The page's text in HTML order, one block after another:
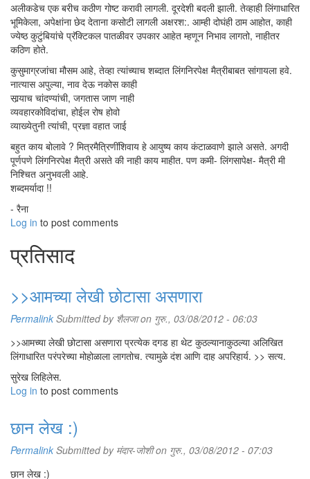
अलीकडेच एक बरीच कठीण गोष्ट करावी लागली. दूरदेशी बदली झाली. तेव्हाही लिंगाधारित
भूमिकेला, अपेक्षांना छेद देताना कसोटी लागली अक्षरश:. आम्ही दोघंही ठाम आहोत, काही
ज्येष्ठ कुटुंबियांचे प्रॅक्टिकल पातळीवर उपकार आहेत म्हणून निभाव लागतो, नाहीतर
कठिण होते.
कुसुमाग्रजांचा मौसम आहे, तेव्हा त्यांच्याच शब्दात लिंगनिरपेक्ष मैत्रीबाबत सांगायला हवे.
नात्यास अपुल्या, नाव देऊ नकोस काही
सार्‍याच चांदण्यांची, जगतास जाण नाही
व्यवहारकोविदांचा, होईल रोष होवो
व्याख्येतुनी त्यांची, प्रज्ञा वहात जाई
बहुत काय बोलावे ? मित्रमैत्रिणींशिवाय हे आयुष्य काय कंटाळवाणे झाले असते. अगदी
पूर्णपणे लिंगनिरपेक्ष मैत्री असते की नाही काय माहीत. पण कमी- लिंगसापेक्ष- मैत्री मी
निश्चित अनुभवली आहे.
शब्दमर्यादा !!
- रैना
Log in to post comments
प्रतिसाद
>>आमच्या लेखी छोटासा असणारा
Permalink Submitted by शैलजाon गुरु., 03/08/2012 - 06:03
>>आमच्या लेखी छोटासा असणारा प्रत्येक दगड हा थेट कुठल्यानाकुठल्या अलिखित
लिंगाधारित परंपरेच्या मोहोळाला लागतोच. त्यामुळे दंश आणि दाह अपरिहार्य. >> सत्य.
सुरेख लिहिलेस.
Log in to post comments
छान लेख :)
Permalink Submitted by मंदार-जोशीon गुरु., 03/08/2012 - 07:03
छान लेख :)